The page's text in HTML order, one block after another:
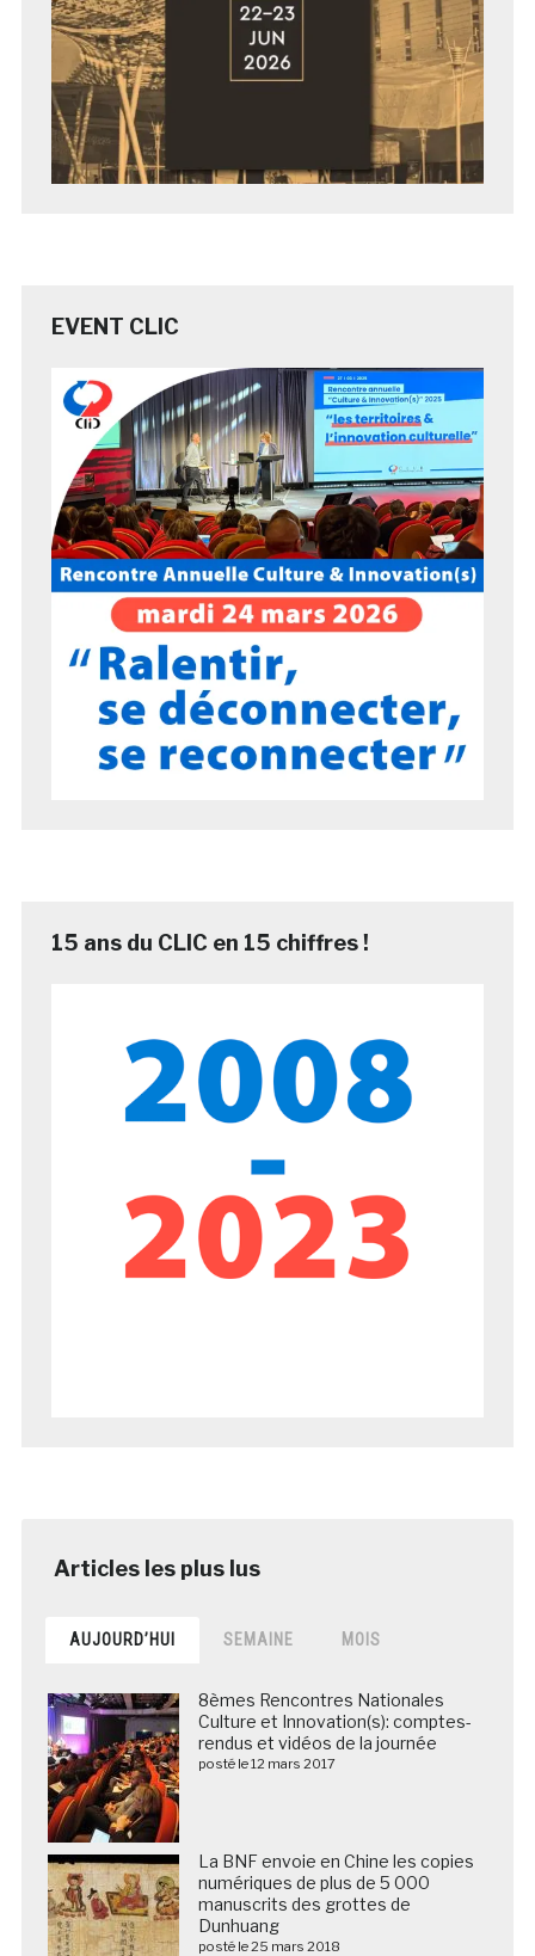
EVENT CLIC
15 ans du CLIC en 15 chiffres !
AUJOURD’HUI SEMAINE MOIS
8èmes Rencontres Nationales
Culture et Innovation(s): comptes-
rendus et vidéos de la journée
posté le 12 mars 2017
La BNF envoie en Chine les copies
numériques de plus de 5 000
manuscrits des grottes de
Dunhuang
posté le 25 mars 2018